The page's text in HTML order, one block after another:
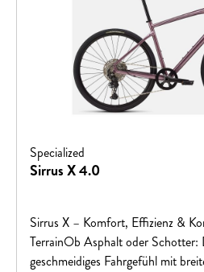
Specialized
Sirrus X 4.0
Sirrus X – Komfort, Effizienz &
TerrainOb Asphalt oder Schotter:
geschmeidiges Fahrgefühl mit